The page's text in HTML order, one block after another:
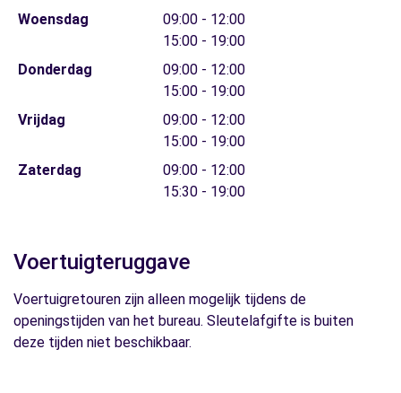
Woensdag
09:00 - 12:00
15:00 - 19:00
Donderdag
09:00 - 12:00
15:00 - 19:00
Vrijdag
09:00 - 12:00
15:00 - 19:00
Zaterdag
09:00 - 12:00
15:30 - 19:00
Voertuigteruggave
Voertuigretouren zijn alleen mogelijk tijdens de
openingstijden van het bureau. Sleutelafgifte is buiten
deze tijden niet beschikbaar.